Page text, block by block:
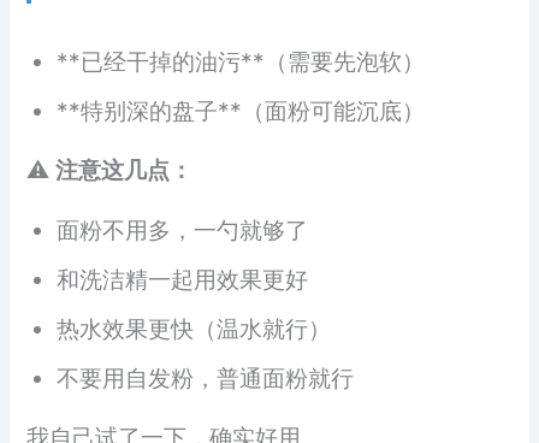
**已经干掉的油污**（需要先泡软）
**特别深的盘子**（面粉可能沉底）
⚠️注意这几点：
面粉不用多，一勺就够了
和洗洁精一起用效果更好
热水效果更快（温水就行）
不要用自发粉，普通面粉就行